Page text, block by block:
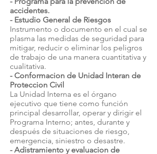
accidentes.
- Estudio General de Riesgos
Instrumento o documento en el cual se
plasma las medidas de seguridad para
mitigar, reducir o eliminar los peligros
de trabajo de una manera cuantitativa y
cualitativa.
- Conformacion de Unidad Interan de
Proteccion Civil
La Unidad Interna es el órgano
ejecutivo que tiene como función
principal desarrollar, operar y dirigir el
Programa Interno; antes, durante y
después de situaciones de riesgo,
emergencia, siniestro o desastre.
- Adistramiento y evaluacion de